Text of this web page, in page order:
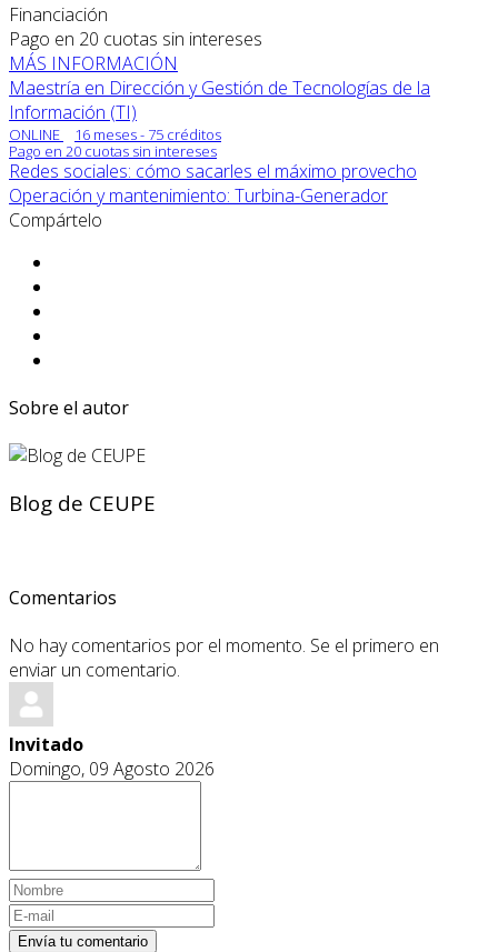
Financiación
Pago en 20 cuotas sin intereses
MÁS INFORMACIÓN
Maestría en Dirección y Gestión de Tecnologías de la
Información (TI)
ONLINE
16 meses - 75 créditos
Pago en 20 cuotas sin intereses
Redes sociales: cómo sacarles el máximo provecho
Operación y mantenimiento: Turbina-Generador
Compártelo
Sobre el autor
Blog de CEUPE
Comentarios
No hay comentarios por el momento. Se el primero en
enviar un comentario.
Invitado
Domingo, 09 Agosto 2026
Envía tu comentario